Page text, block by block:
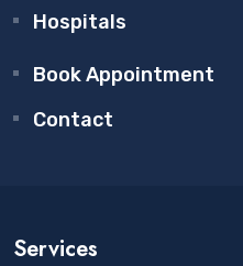
Hospitals
Book Appointment
Contact
Services